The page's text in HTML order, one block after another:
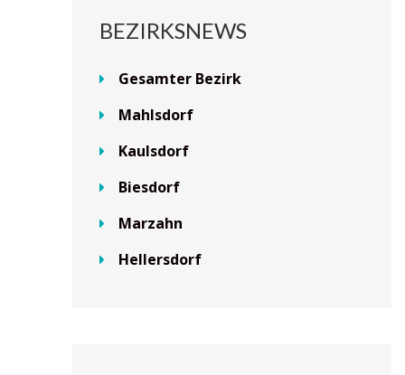
BEZIRKSNEWS
Gesamter Bezirk
Mahlsdorf
Kaulsdorf
Biesdorf
Marzahn
Hellersdorf